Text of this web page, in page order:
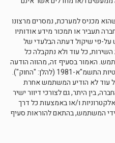
מכניס למערכת, נמסרים מרצונו
תעביר או תמכור מידע אודותיו
על-פי שיקול דעתה הבלעדי של
כל עוד ולא נתקבלה כל
האמור בסעיף זה, מהווה הודעה
עוד לא הודיע המשתמש אחרת
בין היתר, גם לצורכי דיוור ישיר
ו/או באמצעות כל דרך
המשתמש, בהתאם להוראות סעיף